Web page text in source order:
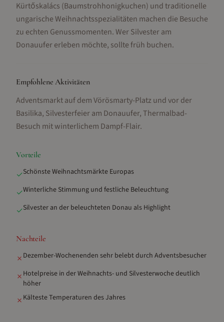
Kürtőskalács (Baumstrohhonigkuchen) und traditionelle
ungarische Weihnachtsspezialitäten machen die Besuche
zu echten Genussmomenten. Wer Silvester am
Donauufer erleben möchte, sollte früh buchen.
Empfohlene Aktivitäten
Adventsmarkt auf dem Vörösmarty-Platz und vor der
Basilika, Silvesterfeier am Donauufer, Thermalbad-
Besuch mit winterlichem Dampf-Flair.
Vorteile
✓Schönste Weihnachtsmärkte Europas
✓Winterliche Stimmung und festliche Beleuchtung
✓Silvester an der beleuchteten Donau als Highlight
Nachteile
✗ Dezember-Wochenenden sehr belebt durch Adventsbesucher
✗ Hotelpreise in der Weihnachts- und Silvesterwoche deutlich
höher
✗ Kälteste Temperaturen des Jahres